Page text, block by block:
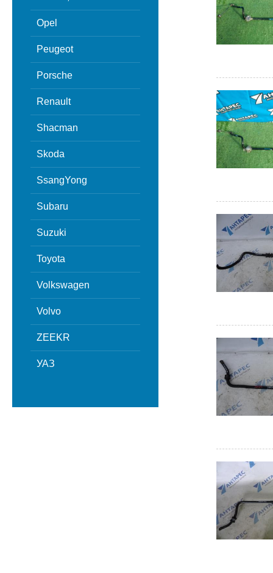
Opel
Peugeot
Porsche
Renault
Shacman
Skoda
SsangYong
Subaru
Suzuki
Toyota
Volkswagen
Volvo
ZEEKR
УАЗ